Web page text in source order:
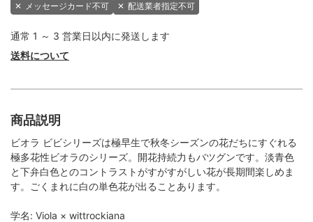
✕ メッセージカード不可 ✕ 配送業者指定不可
通常 1 ～ 3 営業日以内に発送します
送料について
商品説明
ビオラ ビビシリーズは極早生で秋冬シーズンの花だちにすぐれる
極多花性ビオラのシリーズ。開花持続力もバツグンです。淡青色
と下弁白色とのコントラストがすがすがしい花が長期間楽しめま
す。ごくまれに白の単色花が出ることあります。
学名: Viola × wittrockiana